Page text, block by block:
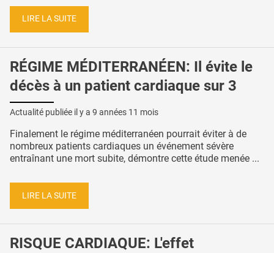
LIRE LA SUITE
RÉGIME MÉDITERRANÉEN: Il évite le
décès à un patient cardiaque sur 3
Actualité publiée il y a 9 années 11 mois
Finalement le régime méditerranéen pourrait éviter à de
nombreux patients cardiaques un événement sévère
entraînant une mort subite, démontre cette étude menée ...
LIRE LA SUITE
RISQUE CARDIAQUE: L'effet